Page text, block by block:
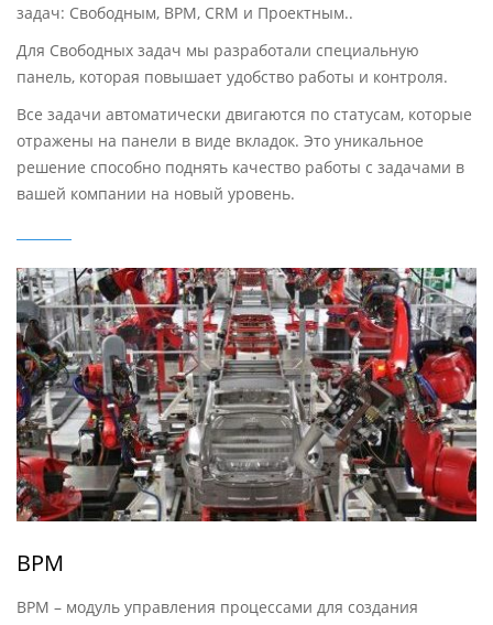
задач: Свободным, BPM, CRM и Проектным..
Для Свободных задач мы разработали специальную
панель, которая повышает удобство работы и контроля.
Все задачи автоматически двигаются по статусам, которые
отражены на панели в виде вкладок. Это уникальное
решение способно поднять качество работы с задачами в
вашей компании на новый уровень.
BPM
BPM – модуль управления процессами для создания